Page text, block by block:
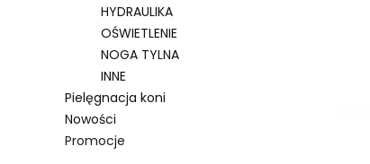
HYDRAULIKA
OŚWIETLENIE
NOGA TYLNA
INNE
Pielęgnacja koni
Nowości
Promocje